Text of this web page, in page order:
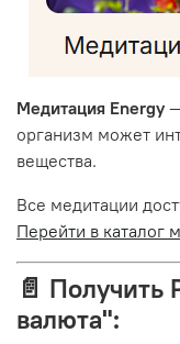
Медитация Energy
организм может
вещества.
Все медитации
Перейти в каталог
📄 Получить
валюта":